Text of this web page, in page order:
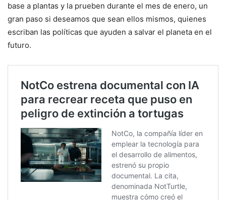
base a plantas y la prueben durante el mes de enero, un
gran paso si deseamos que sean ellos mismos, quienes
escriban las políticas que ayuden a salvar el planeta en el
futuro.